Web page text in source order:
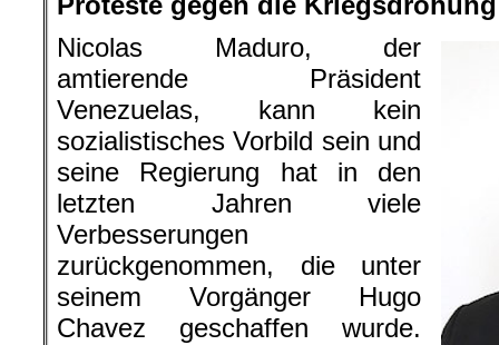
Nicolas Maduro, der
amtierende Präsident
Venezuelas, kann kein
sozialistisches Vorbild sein und
seine Regierung hat in den
letzten Jahren viele
Verbesserungen
zurückgenommen, die unter
seinem Vorgänger Hugo
Chavez geschaffen wurde.